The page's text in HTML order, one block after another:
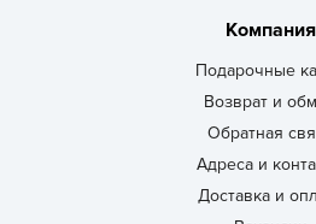
Компания
Подарочные
Возврат и
Обратная
Адреса и
Доставка и